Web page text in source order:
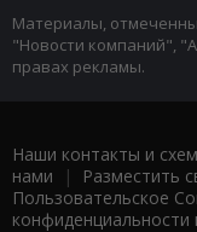
Материалы,
"Новости компаний",
правах рекламы.
Наши контакты и
нами | Разместить
Пользовательское